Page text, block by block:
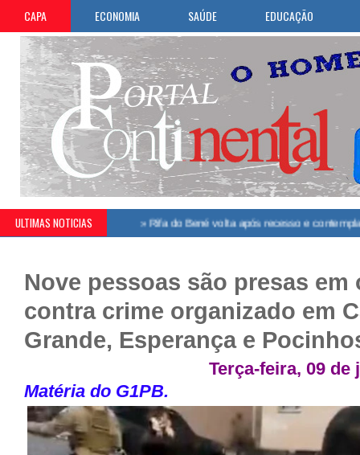
CAPA ECONOMIA SAÚDE EDUCAÇÃO
ULTIMAS NOTICIAS
Nove pessoas são presas em
contra crime organizado em
Grande, Esperança e
Terça-feira, 09 de
Matéria do G1PB.